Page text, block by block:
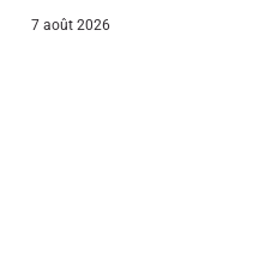
7 août 2026